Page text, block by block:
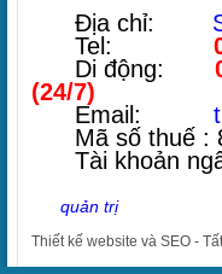
Địa chỉ:
Tel:
Di động:
(24/7)
Email:
Mã số thuế :
Tài khoản
quản trị
Thiết kế website và SEO -